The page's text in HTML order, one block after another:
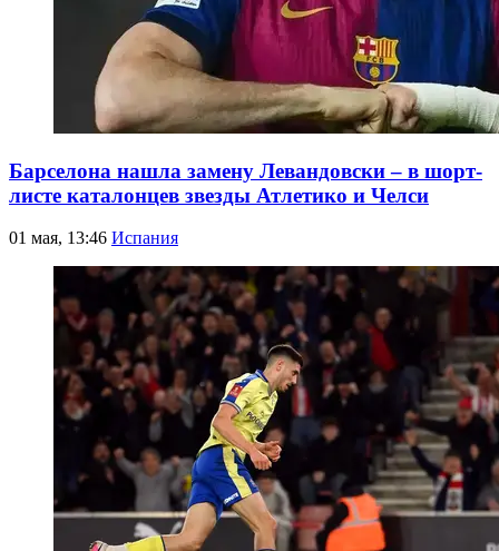
Барселона нашла замену Левандовски – в шорт-
листе каталонцев звезды Атлетико и Челси
01 мая, 13:46 Испания